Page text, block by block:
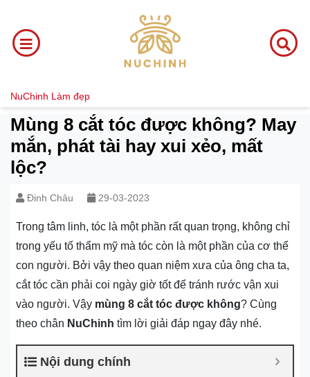
NuChinh Làm đẹp
Mùng 8 cắt tóc được không? May
mắn, phát tài hay xui xẻo, mất
lộc?
Đinh Châu 29-03-2023
Trong tâm linh, tóc là một phần rất quan trọng, không chỉ
trong yếu tố thẩm mỹ mà tóc còn là một phần của cơ thể
con người. Bởi vậy theo quan niệm xưa của ông cha ta,
cắt tóc cần phải coi ngày giờ tốt để tránh rước vận xui
vào người. Vậy mùng 8 cắt tóc được không? Cùng
theo chân NuChinh tìm lời giải đáp ngay đây nhé.
Nội dung chính